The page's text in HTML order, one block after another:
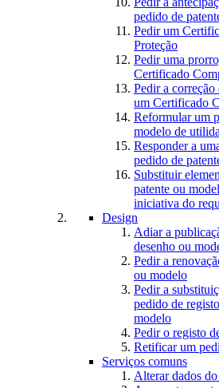
pedido de
Pedir um
Proteção
Pedir uma
Certificado
Pedir a
um Certificado
Reformular um
modelo de
Responder a
pedido de
Substituir
patente ou
iniciativa do
Design
Adiar a
desenho ou
Pedir a
ou modelo
Pedir a
pedido de
modelo
Pedir o registo
Retificar um
Serviços comuns
Alterar dados